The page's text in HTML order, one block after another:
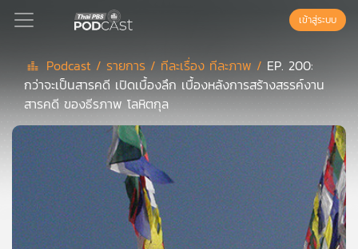
Podcast
เพล
ย์
ลิ
สต์
แนะนำ
เข้าสู่ระบบ
Podcast / รายการ / ทีละเรื่อง ทีละภาพ / EP. 200:
กว่าจะเป็นสารคดี เปิดเบื้องลึก เบื้องหลังการสร้างสรรค์งาน
สารคดี ของธีรภาพ โลหิตกุล